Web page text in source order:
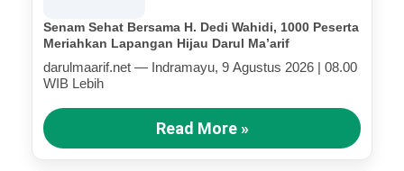
Senam Sehat Bersama H. Dedi Wahidi, 1000 Peserta
Meriahkan Lapangan Hijau Darul Ma’arif
darulmaarif.net — Indramayu, 9 Agustus 2026 | 08.00
WIB Lebih
Read More »